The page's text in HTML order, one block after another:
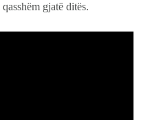
gjatë ditës.